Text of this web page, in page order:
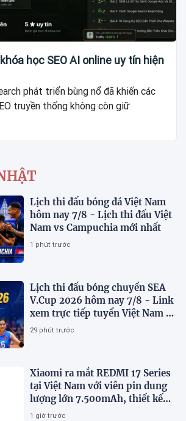
học SEO AI online uy tín hiện
phát triển bùng nổ đã khiến các
truyền thống không còn giữ
Lịch thi đấu bóng đá Việt Nam
hôm nay 7/8 - Lịch thi đấu Việt
Nam vs Campuchia mới nhất
1 phút trước
Lịch thi đấu bóng chuyền SEA
V.Cup 2026 hôm nay 7/8 - Link
xem trực tiếp tuyển Việt Nam vs
Indonesia
29 phút trước
Xiaomi ra mắt REDMI 17 Series
tại Việt Nam với viên pin dung
lượng lớn 7.500mAh, thiết kế
trẻ trung, giá từ 5,5 triệu đồng
1 giờ trước